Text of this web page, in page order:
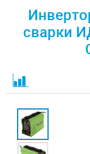
сварки